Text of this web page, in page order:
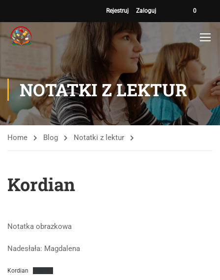
Rejestruj Zaloguj 0
NOTATKI Z LEKTUR
Home Blog Notatki z lektur
Kordian
Notatka obrazkowa
Nadesłała: Magdalena
Kordian